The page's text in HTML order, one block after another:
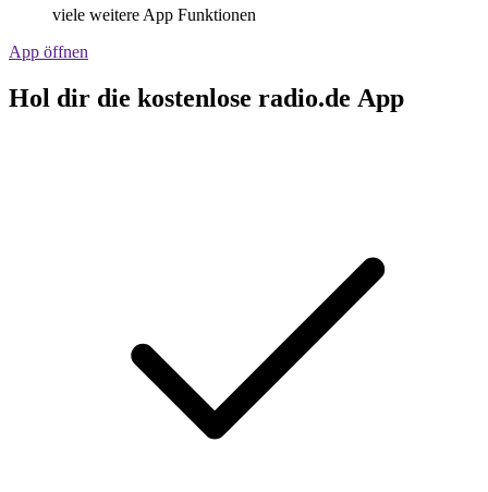
viele weitere App Funktionen
App öffnen
Hol dir die kostenlose radio.de App